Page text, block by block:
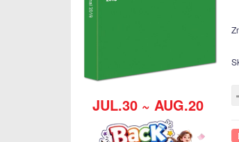
JUL.30 ~ AUG.20